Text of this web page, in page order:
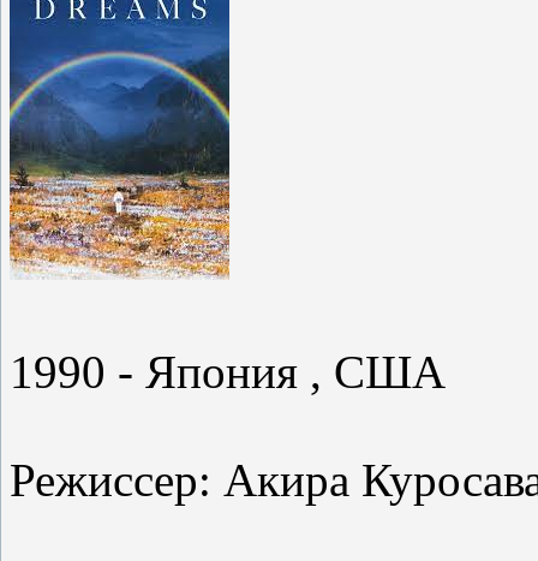
1990 - Япония , США
Режиссер: Акира